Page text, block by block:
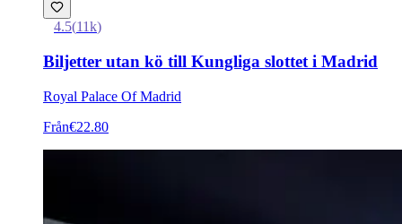
4.5(11k)
Biljetter utan kö till Kungliga slottet i Madrid
Royal Palace Of Madrid
Från€22.80